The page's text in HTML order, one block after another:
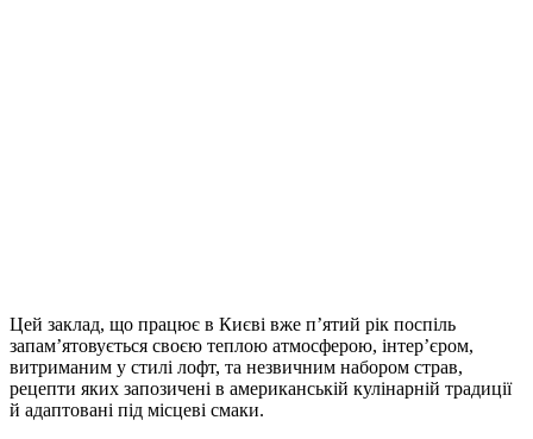
Цей заклад, що працює в Києві вже п’ятий рік поспіль
запам’ятовується своєю теплою атмосферою, інтер’єром,
витриманим у стилі лофт, та незвичним набором страв,
рецепти яких запозичені в американській кулінарній традиції
й адаптовані під місцеві смаки.